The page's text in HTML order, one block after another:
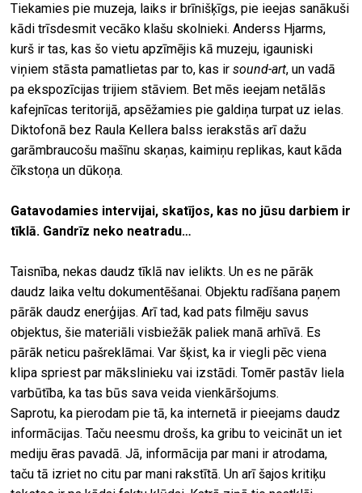
Tiekamies pie muzeja, laiks ir brīnišķīgs, pie ieejas sanākuši
kādi trīsdesmit vecāko klašu skolnieki. Anderss Hjarms,
kurš ir tas, kas šo vietu apzīmējis kā muzeju, igauniski
viņiem stāsta pamatlietas par to, kas irsound-art, un vadā
pa ekspozīcijas trijiem stāviem. Bet mēs ieejam netālās
kafejnīcas teritorijā, apsēžamies pie galdiņa turpat uz ielas.
Diktofonā bez Raula Kellera balss ierakstās arī dažu
garāmbraucošu mašīnu skaņas, kaimiņu replikas, kaut kāda
čīkstoņa un dūkoņa.
Gatavodamies intervijai, skatījos, kas no jūsu darbiem ir
tīklā. Gandrīz neko neatradu…
Taisnība, nekas daudz tīklā nav ielikts. Un es ne pārāk
daudz laika veltu dokumentēšanai. Objektu radīšana paņem
pārāk daudz enerģijas. Arī tad, kad pats filmēju savus
objektus, šie materiāli visbiežāk paliek manā arhīvā. Es
pārāk neticu pašreklāmai. Var šķist, ka ir viegli pēc viena
klipa spriest par mākslinieku vai izstādi. Tomēr pastāv liela
varbūtība, ka tas būs sava veida vienkāršojums.
Saprotu, ka pierodam pie tā, ka internetā ir pieejams daudz
informācijas. Taču neesmu drošs, ka gribu to veicināt un iet
mediju ēras pavadā. Jā, informācija par mani ir atrodama,
taču tā izriet no citu par mani rakstītā. Un arī šajos kritiķu